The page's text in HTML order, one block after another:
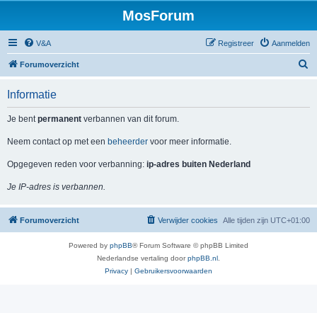
MosForum
V&A Aanmelden
Registreer
Forumoverzicht
Informatie
Je bentpermanent verbannen van dit forum.
Neem contact op met een beheerder voor meer informatie.
Opgegeven reden voor verbanning: ip-adres buiten Nederland
Je IP-adres is verbannen.
Forumoverzicht Alle tijden zijn UTC+01:00
Verwijder cookies
Powered by phpBB® Forum Software © phpBB Limited
Nederlandse vertaling doorphpBB.nl
Privacy | Gebruikersvoorwaarden